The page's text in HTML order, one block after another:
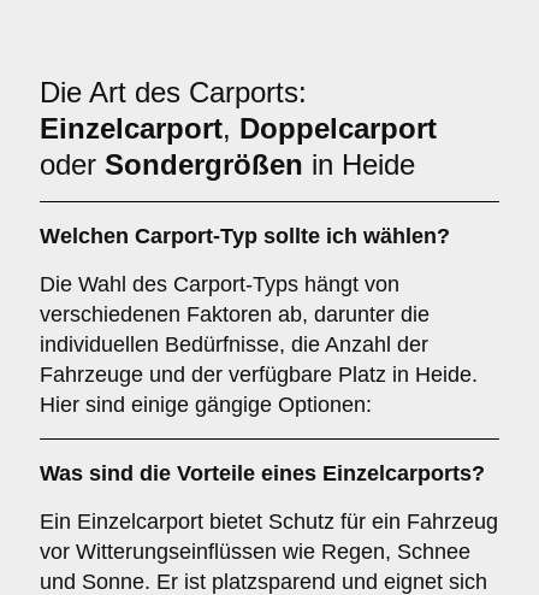
Die Art des Carports:
Einzelcarport, Doppelcarport
oder Sondergrößen in Heide
Welchen Carport-Typ sollte ich wählen?
Die Wahl des Carport-Typs hängt von
verschiedenen Faktoren ab, darunter die
individuellen Bedürfnisse, die Anzahl der
Fahrzeuge und der verfügbare Platz in Heide.
Hier sind einige gängige Optionen:
Was sind die Vorteile eines Einzelcarports?
Ein Einzelcarport bietet Schutz für ein Fahrzeug
vor Witterungseinflüssen wie Regen, Schnee
und Sonne. Er ist platzsparend und eignet sich